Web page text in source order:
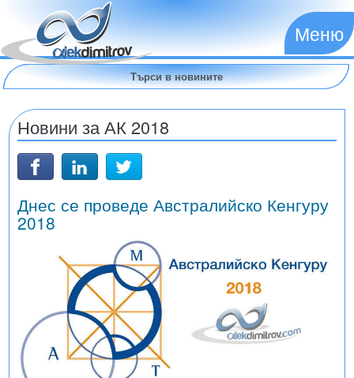
Меню
Новини за АК 2018
Днес се проведе Австралийско Кенгуру
2018